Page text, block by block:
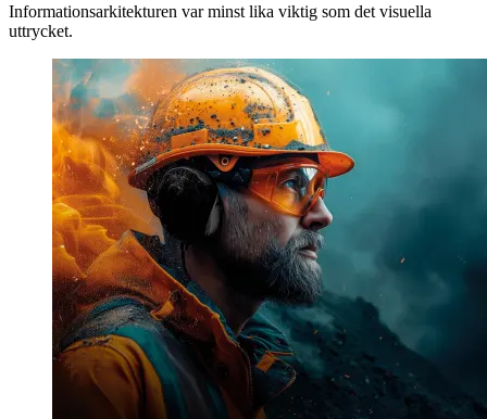
Informationsarkitekturen var minst lika viktig som det visuella
uttrycket.